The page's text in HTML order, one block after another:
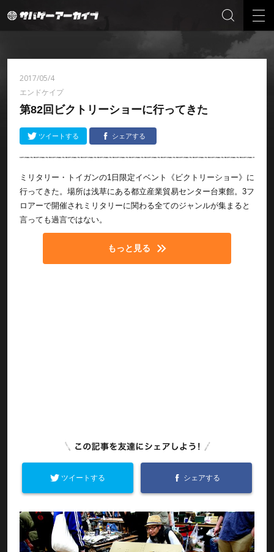
2017/05/4
エンドケイプ
第82回ビクトリーショーに行ってきた
ツイートする シェアする
ミリタリー・トイガンの1日限定イベント《ビクトリーショー》に
行ってきた。場所は浅草にある都立産業貿易センター台東館。3フ
ロアーで開催されミリタリーに関わる全てのジャンルが集まると
言っても過言ではない。
もっと見る
ツイートする シェアする